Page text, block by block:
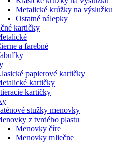
Metalické krúžky na výslužku
Ostatné nálepky
kartičky
a farebné
papierové kartičky
kartičky
kartičky
stužky menovky
z tvrdého plastu
Menovky číre
Menovky mliečne